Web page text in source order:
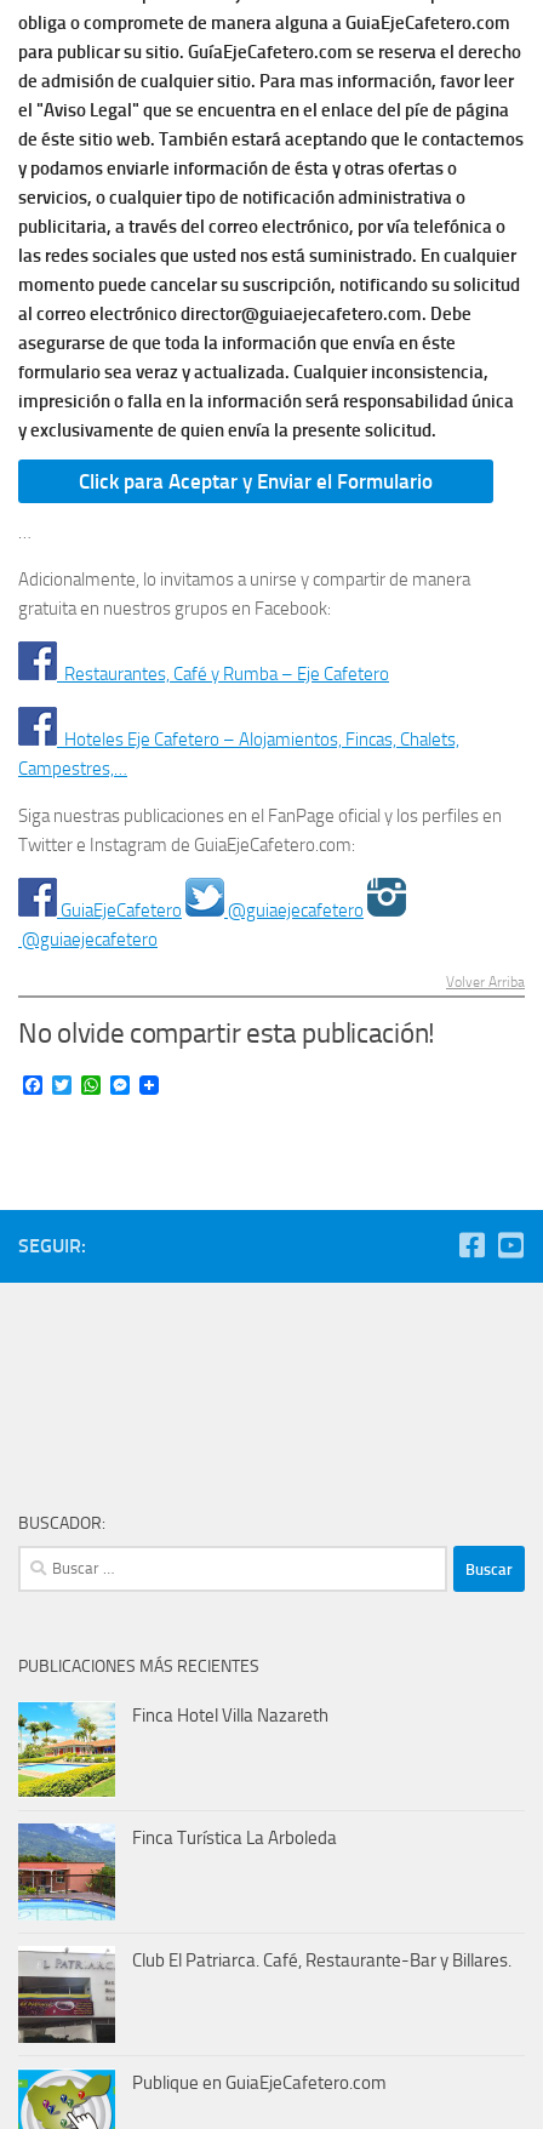
obliga o compromete de manera alguna a GuiaEjeCafetero.com
para publicar su sitio. GuíaEjeCafetero.com se reserva el derecho
de admisión de cualquier sitio. Para mas información, favor leer
el "Aviso Legal" que se encuentra en el enlace del píe de página
de éste sitio web. También estará aceptando que le contactemos
y podamos enviarle información de ésta y otras ofertas o
servicios, o cualquier tipo de notificación administrativa o
publicitaria, a través del correo electrónico, por vía telefónica o
las redes sociales que usted nos está suministrado. En cualquier
momento puede cancelar su suscripción, notificando su solicitud
al correo electrónico director@guiaejecafetero.com. Debe
asegurarse de que toda la información que envía en éste
formulario sea veraz y actualizada. Cualquier inconsistencia,
impresición o falla en la información será responsabilidad única
y exclusivamente de quien envía la presente solicitud.
…
Adicionalmente, lo invitamos a unirse y compartir de manera
gratuita en nuestros grupos en Facebook:
Restaurantes, Café y Rumba – Eje Cafetero
Hoteles Eje Cafetero – Alojamientos, Fincas, Chalets,
Campestres,…
Siga nuestras publicaciones en el FanPage oficial y los perfiles en
Twitter e Instagram de GuiaEjeCafetero.com:
GuiaEjeCafetero
@guiaejecafetero
@guiaejecafetero
Volver Arriba
No olvide compartir esta publicación!
Facebook
TwitterWhatsApp
Messenger
SEGUIR:
BUSCADOR:
Buscar:
PUBLICACIONES MÁS RECIENTES
Finca Hotel Villa Nazareth
Finca Turística La Arboleda
Club El Patriarca. Café, Restaurante-Bar y Billares.
Publique en GuiaEjeCafetero.com